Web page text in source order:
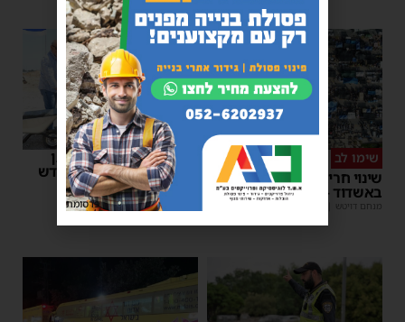
שימו לב
שינוי חריג במועד השוק
באשדוד – זה התאריך החדש
מנחם דויטש |
16:07
רשות המסים הניחה אבן
פינה למתקן הבידוק החדש
בבית המכס אשדוד
15:37 פרסומת